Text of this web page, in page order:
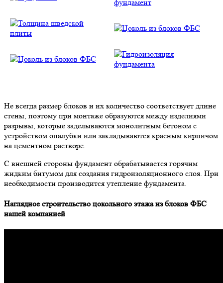
Не всегда размер блоков и их количество соответствует длине
стены, поэтому при монтаже образуются между изделиями
разрывы, которые заделываются монолитным бетоном с
устройством опалубки или закладываются красным кирпичом
на цементном растворе.
С внешней стороны фундамент обрабатывается горячим
жидким битумом для создания гидроизоляционного слоя. При
необходимости производится утепление фундамента.
Наглядное строительство цокольного этажа из блоков ФБС
нашей компанией